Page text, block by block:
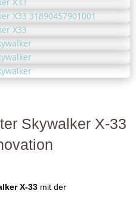
Skywalker X-33
X-33 mit der